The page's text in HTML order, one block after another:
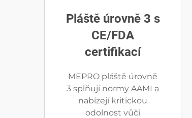
Pláště úrovně 3 s
CE/FDA
certifikací
MEPRO pláště úrovně
3 splňují normy AAMI a
nabízejí kritickou
odolnost vůči